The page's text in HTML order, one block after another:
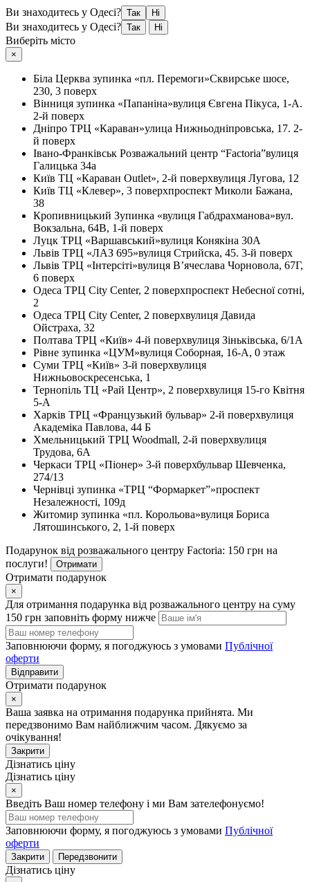
Ви знаходитесь у Одесі? Так Ні
Ви знаходитесь у Одесі? Так Ні
Виберіть місто
×
Біла Церква зупинка «пл. Перемоги»Сквирське шосе,
230, 3 поверх
Вінниця зупинка «Папаніна»вулиця Євгена Пікуса, 1-А.
2-й поверх
Дніпро ТРЦ «Караван»улица Нижньодніпровська, 17. 2-
й поверх
Івано-Франківськ Розважальний центр “Factoria”вулиця
Галицька 34а
Київ ТЦ «Караван Outlet», 2-й поверхвулиця Лугова, 12
Київ ТЦ «Клевер», 3 поверхпроспект Миколи Бажана,
38
Кропивницький Зупинка «вулиця Габдрахманова»вул.
Вокзальна, 64В, 1-й поверх
Луцк ТРЦ «Варшавський»вулиця Конякіна 30А
Львів ТРЦ «ЛАЗ 695»вулиця Стрийска, 45. 3-й поверх
Львів ТРЦ «Інтерсіті»вулиця В’ячеслава Чорновола, 67Г,
6 поверх
Одеса ТРЦ City Center, 2 поверхпроспект Небесної сотні,
2
Одеса ТРЦ City Center, 2 поверхвулиця Давида
Ойстраха, 32
Полтава ТРЦ «Київ» 4-й поверхвулиця Зіньківська, 6/1А
Рівне зупинка «ЦУМ»вулиця Соборная, 16-А, 0 этаж
Суми ТРЦ «Київ» 3-й поверхвулиця
Нижньовоскресенська, 1
Тернопіль ТЦ «Рай Центр», 2 поверхвулиця 15-го Квітня
5-А
Харків ТРЦ «Французький бульвар» 2-й поверхвулиця
Академіка Павлова, 44 Б
Хмельницький ТРЦ Woodmall, 2-й поверхвулиця
Трудова, 6А
Черкаси ТРЦ «Піонер» 3-й поверхбульвар Шевченка,
274/13
Чернівці зупинка «ТРЦ “Формаркет”»проспект
Незалежності, 109д
Житомир зупинка «пл. Корольова»вулиця Бориса
Лятошинського, 2, 1-й поверх
Подарунок від розважального центру Factoria: 150 грн на
послуги!
Отримати
Отримати подарунок
×
Для отримання подарунка від розважального центру на суму
150 грн заповніть форму нижче
Заповнюючи форму, я погоджуюсь з умовами Публічної
оферти
Відправити
Отримати подарунок
×
Ваша заявка на отримання подарунка прийнята. Ми
передзвонимо Вам найближчим часом. Дякуємо за
очікування!
Закрити
Дізнатись ціну
Дізнатись ціну
×
Введіть Ваш номер телефону і ми Вам зателефонуємо!
Заповнюючи форму, я погоджуюсь з умовами Публічної
оферти
Закрити Передзвонити
Дізнатись ціну